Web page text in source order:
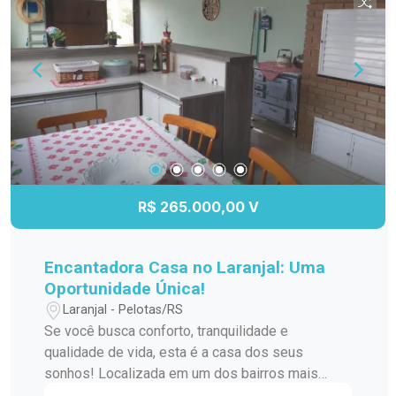
prontos para atendê-lo com a maior satisfação.
R$ 265.000,00 V
Encantadora Casa no Laranjal: Uma
Oportunidade Única!
Laranjal - Pelotas/RS
Se você busca conforto, tranquilidade e
qualidade de vida, esta é a casa dos seus
sonhos! Localizada em um dos bairros mais